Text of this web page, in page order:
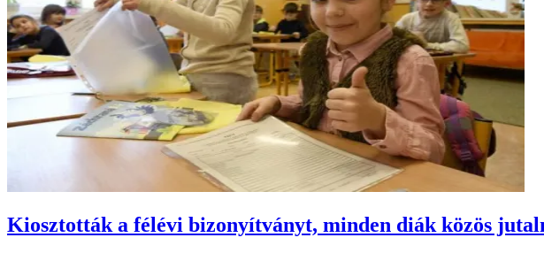
Kiosztották a félévi bizonyítványt, minden diák közös